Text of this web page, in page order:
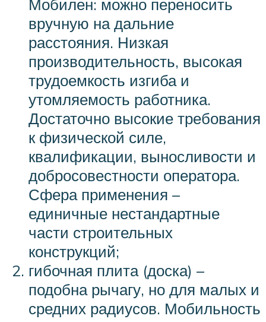
Мобилен: можно переносить
вручную на дальние
расстояния. Низкая
производительность, высокая
трудоемкость изгиба и
утомляемость работника.
Достаточно высокие требования
к физической силе,
квалификации, выносливости и
добросовестности оператора.
Сфера применения –
единичные нестандартные
части строительных
конструкций;
гибочная плита (доска) –
подобна рычагу, но для малых и
средних радиусов. Мобильность